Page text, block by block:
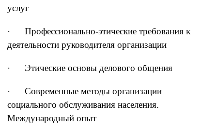
услуг
· Профессионально-этические требования к
деятельности руководителя организации
· Этические основы делового общения
· Современные методы организации
социального обслуживания населения.
Международный опыт